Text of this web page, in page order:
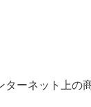
ターネット上